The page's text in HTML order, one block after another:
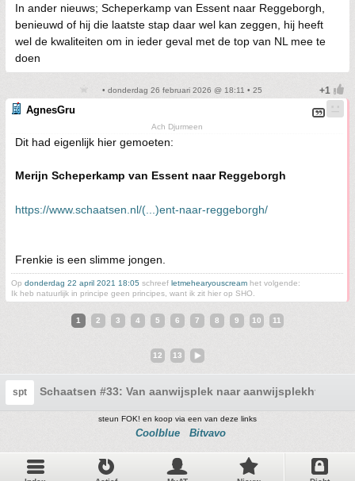
In ander nieuws; Scheperkamp van Essent naar Reggeborgh,
benieuwd of hij die laatste stap daar wel kan zeggen, hij heeft
wel de kwaliteiten om in ieder geval met de top van NL mee te
doen
• donderdag 26 februari 2026 @ 18:11 • 25
AgnesGru
Ach Djurmeen
Dit had eigenlijk hier gemoeten:
Merijn Scheperkamp van Essent naar Reggeborgh
https://www.schaatsen.nl/(...)ent-naar-reggeborgh/
Frenkie is een slimme jongen.
Op donderdag 22 april 2021 18:05 schreef letmehearyouscream het volgende:
Ik heb natuurlijk in principe geen principes, want ik zit hier op SHO.
1 2 3 4 5 6 7 8 9 10 11
12 13
spt Schaatsen #33: Van aanwijsplek naar aanwijsplekhttps://
steun FOK! en koop via een van deze links
Coolblue Bitvavo